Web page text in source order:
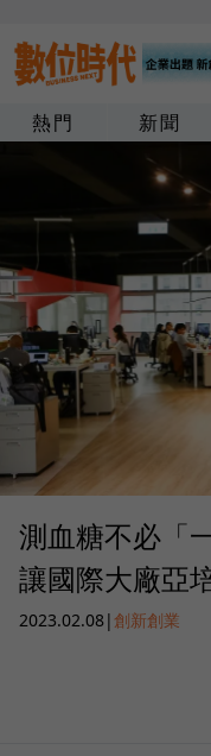
熱門 新聞
測血糖不必「
讓國際大廠亞
2023.02.08|創新創業